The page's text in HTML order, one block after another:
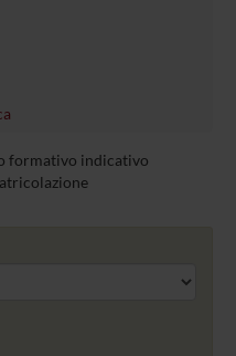
formativo indicativo